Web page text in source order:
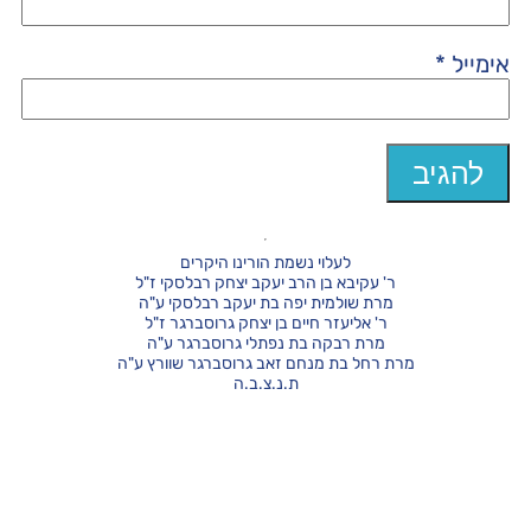
אימייל *
לעלוי נשמת הורינו היקרים
ר' עקיבא בן הרב יעקב יצחק רבלסקי ז"ל
מרת שולמית יפה בת יעקב רבלסקי ע"ה
ר' אליעזר חיים בן יצחק גרוסברגר ז"ל
מרת רבקה בת נפתלי גרוסברגר ע"ה
מרת רחל בת מנחם זאב גרוסברגר שוורץ ע"ה
ת.נ.צ.ב.ה